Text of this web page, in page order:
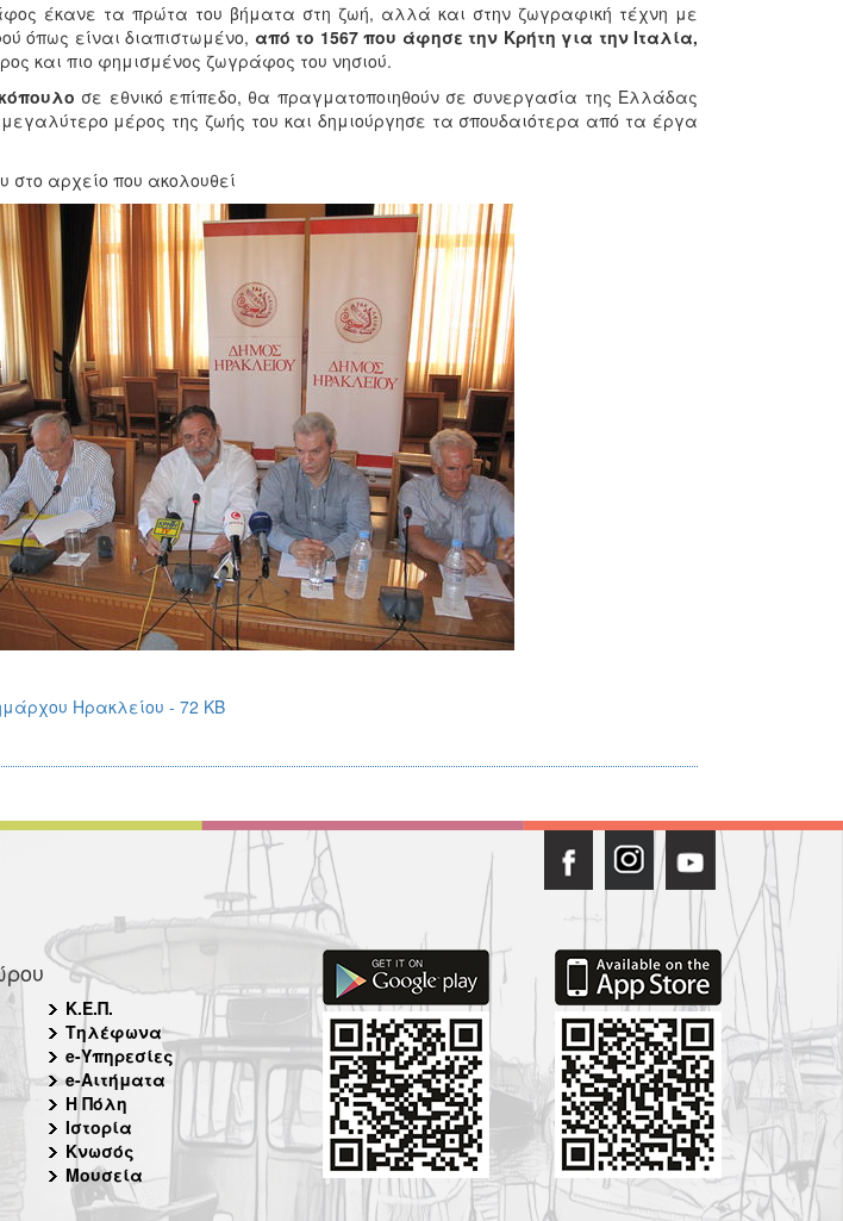
έκανε τα πρώτα του βήματα στη ζωή, αλλά και στην ζωγραφική τέχνη με
όπως είναι διαπιστωμένο, από το 1567 που άφησε την Κρήτη για την Ιταλία,
και πιο φημισμένος ζωγράφος του νησιού.
σε εθνικό επίπεδο, θα πραγματοποιηθούν σε συνεργασία της Ελλάδας
μέρος της ζωής του και δημιούργησε τα σπουδαιότερα από τα έργα
στο αρχείο που ακολουθεί
Ηρακλείου - 72 KB
Κ.Ε.Π.
Τηλέφωνα
e-Υπηρεσίες
e-Αιτήματα
Η Πόλη
Ιστορία
Κνωσός
Μουσεία